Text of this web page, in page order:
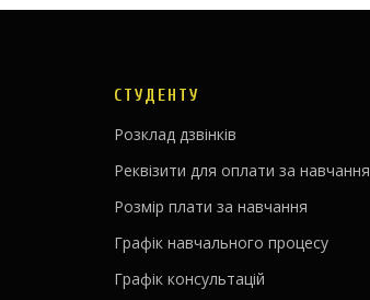
СТУДЕНТУ
Розклад дзвінків
Реквізити для оплати за навчання
Розмір плати за навчання
Графік навчального процесу
Графік консультацій